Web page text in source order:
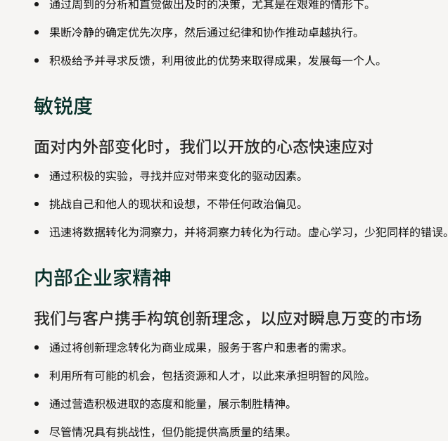
通过周到的分析和直觉做出及时的决策，尤其是在艰难的情形下。
果断冷静的确定优先次序，然后通过纪律和协作推动卓越执行。
积极给予并寻求反馈，利用彼此的优势来取得成果，发展每一个人。
敏锐度
面对内外部变化时，我们以开放的心态快速应对
通过积极的实验，寻找并应对带来变化的驱动因素。
挑战自己和他人的现状和设想，不带任何政治偏见。
迅速将数据转化为洞察力，并将洞察力转化为行动。虚心学习，少犯同样的错误。
内部企业家精神
我们与客户携手构筑创新理念，以应对瞬息万变的市场
通过将创新理念转化为商业成果，服务于客户和患者的需求。
利用所有可能的机会，包括资源和人才，以此来承担明智的风险。
通过营造积极进取的态度和能量，展示制胜精神。
尽管情况具有挑战性，但仍能提供高质量的结果。